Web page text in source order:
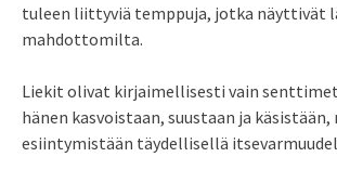
tuleen liittyviä temppuja, jotka näyttivät
mahdottomilta.
Liekit olivat kirjaimellisesti vain
hänen kasvoistaan, suustaan ja
esiintymistään täydellisellä